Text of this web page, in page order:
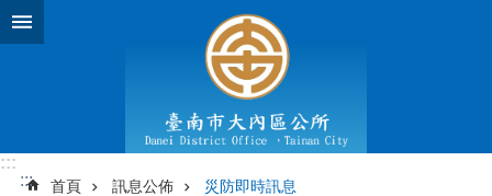
跳到主要內容區塊
:::
:::
首頁 訊息公佈 災防即時訊息